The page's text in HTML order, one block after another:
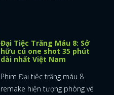
Đại Tiệc Trăng Máu 8: Sở
hữu cú one shot 35 phút
dài nhất Việt Nam
Phim Đại tiệc trăng máu 8
remake hiện tượng phòng vé